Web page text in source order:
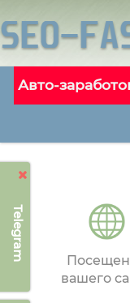
Telegram
Авто-
вашего